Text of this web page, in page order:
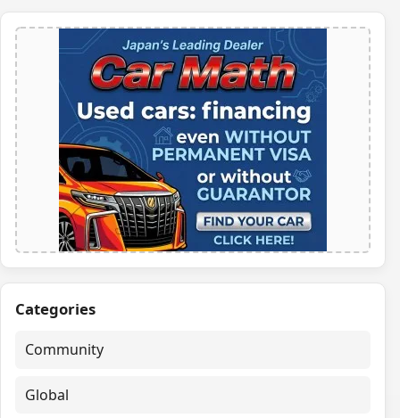
Categories
Community
Global